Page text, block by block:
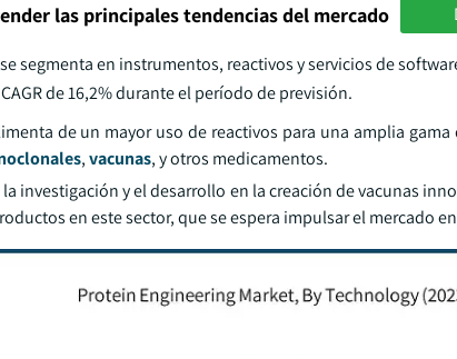
las principales tendencias del mercado
segmenta en instrumentos, reactivos y servicios de
de 16,2% durante el período de previsión.
de un mayor uso de reactivos para una amplia
,vacunas, y otros medicamentos.
investigación y el desarrollo en la creación de vacunas
en este sector, que se espera impulsar el mercado